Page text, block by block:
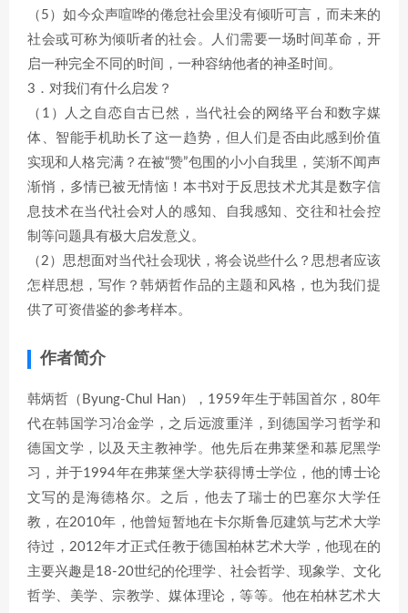
（5）如今众声喧哗的倦怠社会里没有倾听可言，而未来的
社会或可称为倾听者的社会。人们需要一场时间革命，开
启一种完全不同的时间，一种容纳他者的神圣时间。
3．对我们有什么启发？
（1）人之自恋自古已然，当代社会的网络平台和数字媒
体、智能手机助长了这一趋势，但人们是否由此感到价值
实现和人格完满？在被“赞”包围的小小自我里，笑渐不闻声
渐悄，多情已被无情恼！本书对于反思技术尤其是数字信
息技术在当代社会对人的感知、自我感知、交往和社会控
制等问题具有极大启发意义。
（2）思想面对当代社会现状，将会说些什么？思想者应该
怎样思想，写作？韩炳哲作品的主题和风格，也为我们提
供了可资借鉴的参考样本。
作者简介
韩炳哲（Byung-Chul Han），1959年生于韩国首尔，80年
代在韩国学习冶金学，之后远渡重洋，到德国学习哲学和
德国文学，以及天主教神学。他先后在弗莱堡和慕尼黑学
习，并于1994年在弗莱堡大学获得博士学位，他的博士论
文写的是海德格尔。之后，他去了瑞士的巴塞尔大学任
教，在2010年，他曾短暂地在卡尔斯鲁厄建筑与艺术大学
待过，2012年才正式任教于德国柏林艺术大学，他现在的
主要兴趣是18-20世纪的伦理学、社会哲学、现象学、文化
哲学、美学、宗教学、媒体理论，等等。他在柏林艺术大